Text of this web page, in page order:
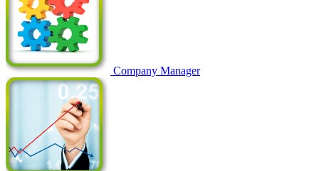
Company Manager